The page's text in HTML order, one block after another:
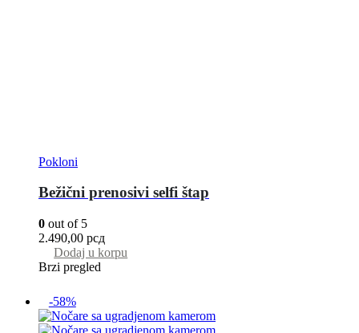
Pokloni
Bežični prenosivi selfi štap
0 out of 5
2.490,00 рсд
Dodaj u korpu
Brzi pregled
-58%